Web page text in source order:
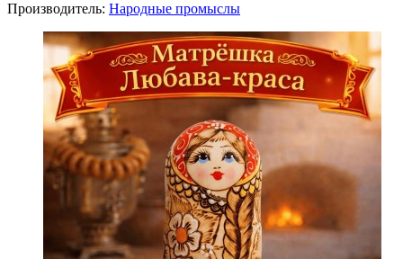
Производитель: Народные промыслы